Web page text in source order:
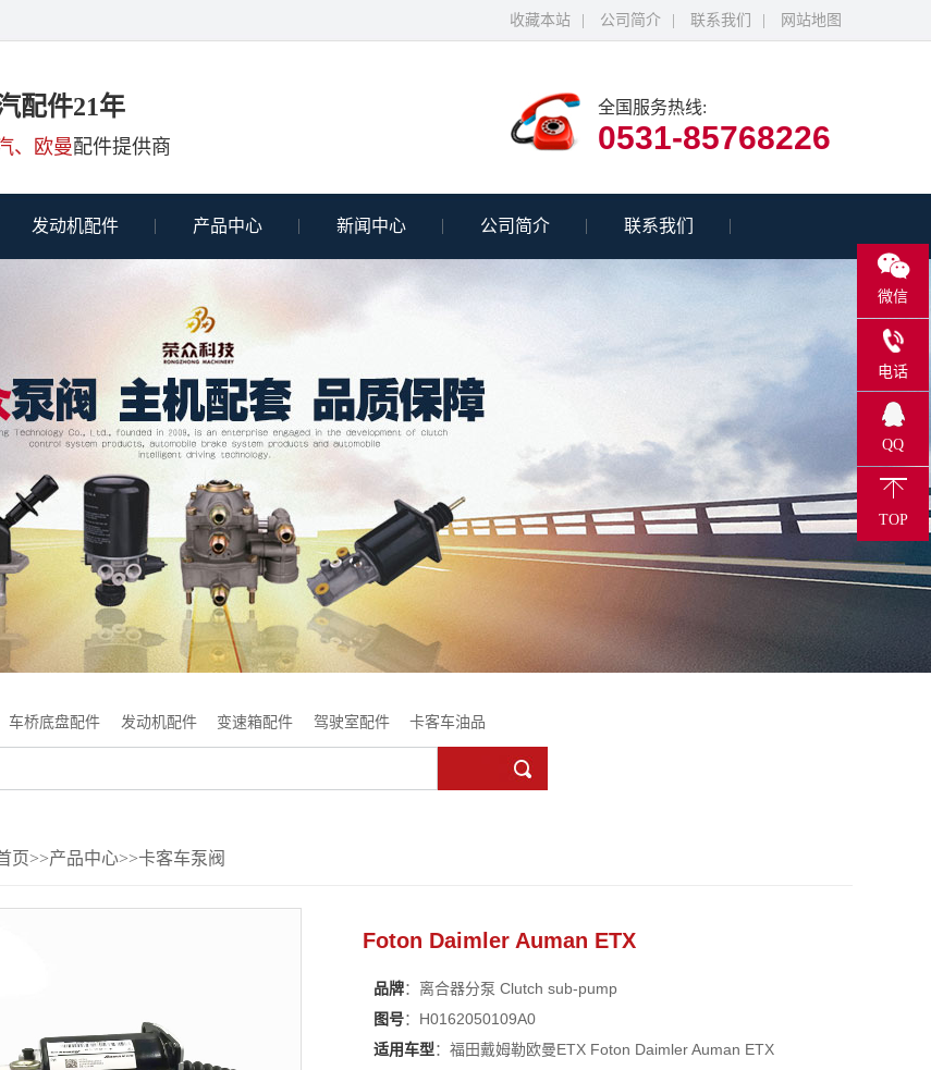
收藏本站 公司简介 联系我们 网站地图
配件21年
、欧曼配件提供商
全国服务热线:
0531-85768226
发动机配件 产品中心 新闻中心 公司简介 联系我们
车桥底盘配件 发动机配件 变速箱配件 驾驶室配件 卡客车油品
页>>产品中心>>卡客车泵阀
Foton Daimler Auman ETX
品牌：离合器分泵 Clutch sub-pump
图号：H0162050109A0
适用车型：福田戴姆勒欧曼ETX Foton Daimler Auman ETX
微信
电话
0531-
QQ
TOP